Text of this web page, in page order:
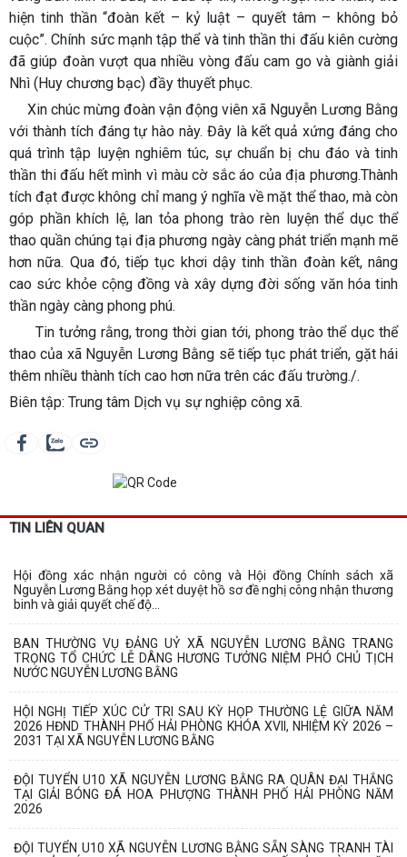
hiện tinh thần “đoàn kết – kỷ luật – quyết tâm – không bỏ
cuộc”. Chính sức mạnh tập thể và tinh thần thi đấu kiên cường
đã giúp đoàn vượt qua nhiều vòng đấu cam go và giành giải
Nhì (Huy chương bạc) đầy thuyết phục.
Xin chúc mừng đoàn vận động viên xã Nguyễn Lương Bằng
với thành tích đáng tự hào này. Đây là kết quả xứng đáng cho
quá trình tập luyện nghiêm túc, sự chuẩn bị chu đáo và tinh
thần thi đấu hết mình vì màu cờ sắc áo của địa phương.Thành
tích đạt được không chỉ mang ý nghĩa về mặt thể thao, mà còn
góp phần khích lệ, lan tỏa phong trào rèn luyện thể dục thể
thao quần chúng tại địa phương ngày càng phát triển mạnh mẽ
hơn nữa. Qua đó, tiếp tục khơi dậy tinh thần đoàn kết, nâng
cao sức khỏe cộng đồng và xây dựng đời sống văn hóa tinh
thần ngày càng phong phú.
Tin tưởng rằng, trong thời gian tới, phong trào thể dục thể
thao của xã Nguyễn Lương Bằng sẽ tiếp tục phát triển, gặt hái
thêm nhiều thành tích cao hơn nữa trên các đấu trường./.
Biên tập: Trung tâm Dịch vụ sự nghiệp công xã.
TIN LIÊN QUAN
Hội đồng xác nhận người có công và Hội đồng Chính sách xã
Nguyễn Lương Bằng họp xét duyệt hồ sơ đề nghị công nhận thương
binh và giải quyết chế độ...
BAN THƯỜNG VỤ ĐẢNG UỶ XÃ NGUYỄN LƯƠNG BẰNG TRANG
TRỌNG TỔ CHỨC LỄ DÂNG HƯƠNG TƯỞNG NIỆM PHÓ CHỦ TỊCH
NƯỚC NGUYỄN LƯƠNG BẰNG
HỘI NGHỊ TIẾP XÚC CỬ TRI SAU KỲ HỌP THƯỜNG LỆ GIỮA NĂM
2026 HĐND THÀNH PHỐ HẢI PHÒNG KHÓA XVII, NHIỆM KỲ 2026 –
2031 TẠI XÃ NGUYỄN LƯƠNG BẰNG
ĐỘI TUYỂN U10 XÃ NGUYỄN LƯƠNG BẰNG RA QUÂN ĐẠI THẮNG
TẠI GIẢI BÓNG ĐÁ HOA PHƯỢNG THÀNH PHỐ HẢI PHÒNG NĂM
2026
ĐỘI TUYỂN U10 XÃ NGUYỄN LƯƠNG BẰNG SẴN SÀNG TRANH TÀI